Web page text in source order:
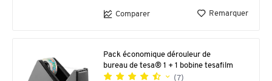
Comparer Remarquer
Pack économique dérouleur de
bureau de tesa® 1 + 1 bobine tesafilm
(7)